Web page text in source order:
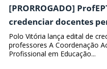
[PRORROGADO]
credenciar docentes
Polo Vitória lança edital de
professores A Coordenação
Profissional em Educação...